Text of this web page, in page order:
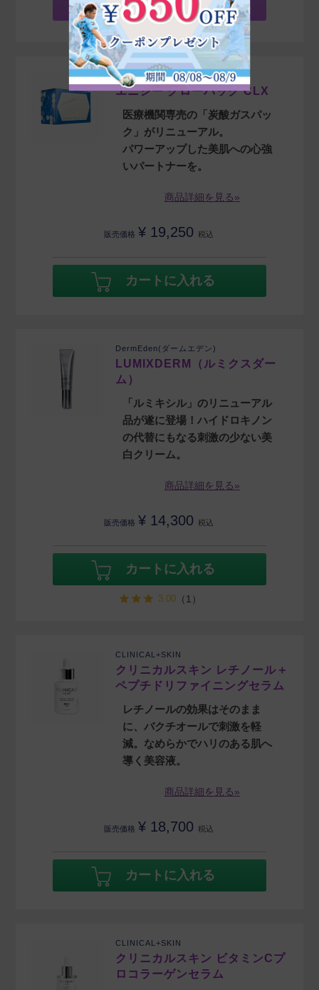
ご購入（ログイン）
enisie
エニシー グローパック CLX
医療機関専売の「炭酸ガスパッ
ク」がリニューアル。
パワーアップした美肌への心強
いパートナーを。
商品詳細を見る»
販売価格 ¥ 19,250 税込
カートに入れる
DermEden(ダームエデン)
LUMIXDERM（ルミクスダー
ム）
「ルミキシル」のリニューアル
品が遂に登場！ハイドロキノン
の代替にもなる刺激の少ない美
白クリーム。
商品詳細を見る»
販売価格 ¥ 14,300 税込
カートに入れる
3.00（1）
CLINICAL+SKIN
クリニカルスキン レチノール＋
ペプチドリファイニングセラム
レチノールの効果はそのまま
に、バクチオールで刺激を軽
減。なめらかでハリのある肌へ
導く美容液。
商品詳細を見る»
販売価格 ¥ 18,700 税込
カートに入れる
CLINICAL+SKIN
クリニカルスキン ビタミンCプ
ロコラーゲンセラム